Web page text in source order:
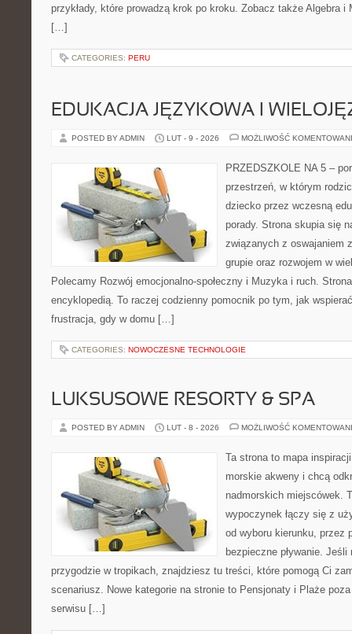
przykłady, które prowadzą krok po kroku. Zobacz także Algebra i
[…]
CATEGORIES: PERU
EDUKACJA JĘZYKOWA I
POSTED BY ADMIN LUT - 9 - 2026 MOŻLIWOŚĆ
PRZEDSZKOLE NA 5 –
przestrzeń, w którym
dziecko przez wczesną
porady. Strona skupia się
związanych z oswajaniem
grupie oraz rozwojem w
Polecamy Rozwój emocjonalno-społeczny i Muzyka i ruch.
encyklopedią. To raczej codzienny pomocnik po tym, jak
frustracja, gdy w domu […]
CATEGORIES: NOWOCZESNE TECHNOLOGIE
LUKSUSOWE RESORTY & SPA
POSTED BY ADMIN LUT - 8 - 2026 MOŻLIWOŚĆ
Ta strona to mapa
morskie akweny i chcą
nadmorskich miejscówek.
wypoczynek łączy się z
od wyboru kierunku, przez
bezpieczne pływanie.
przygodzie w tropikach, znajdziesz tu treści, które pomogą Ci
scenariusz. Nowe kategorie na stronie to Pensjonaty i Plaże poza
serwisu […]